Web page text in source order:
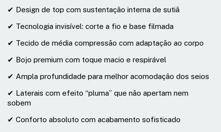
✔ Design de top com sustentação interna de sutiã
✔ Tecnologia invisível: corte a fio e base filmada
✔ Tecido de média compressão com adaptação ao corpo
✔ Bojo premium com toque macio e respirável
✔ Ampla profundidade para melhor acomodação dos seios
✔ Laterais com efeito “pluma” que não apertam nem
sobem
✔ Conforto absoluto com acabamento sofisticado